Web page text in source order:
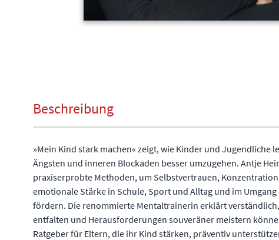
Beschreibung
»Mein Kind stark machen« zeigt, wie Kinder und Jugendliche
Ängsten und inneren Blockaden besser umzugehen. Antje
praxiserprobte Methoden, um Selbstvertrauen,
emotionale Stärke in Schule, Sport und Alltag und im
fördern. Die renommierte Mentaltrainerin erklärt
entfalten und Herausforderungen souveräner meistern
Ratgeber für Eltern, die ihr Kind stärken, präventiv